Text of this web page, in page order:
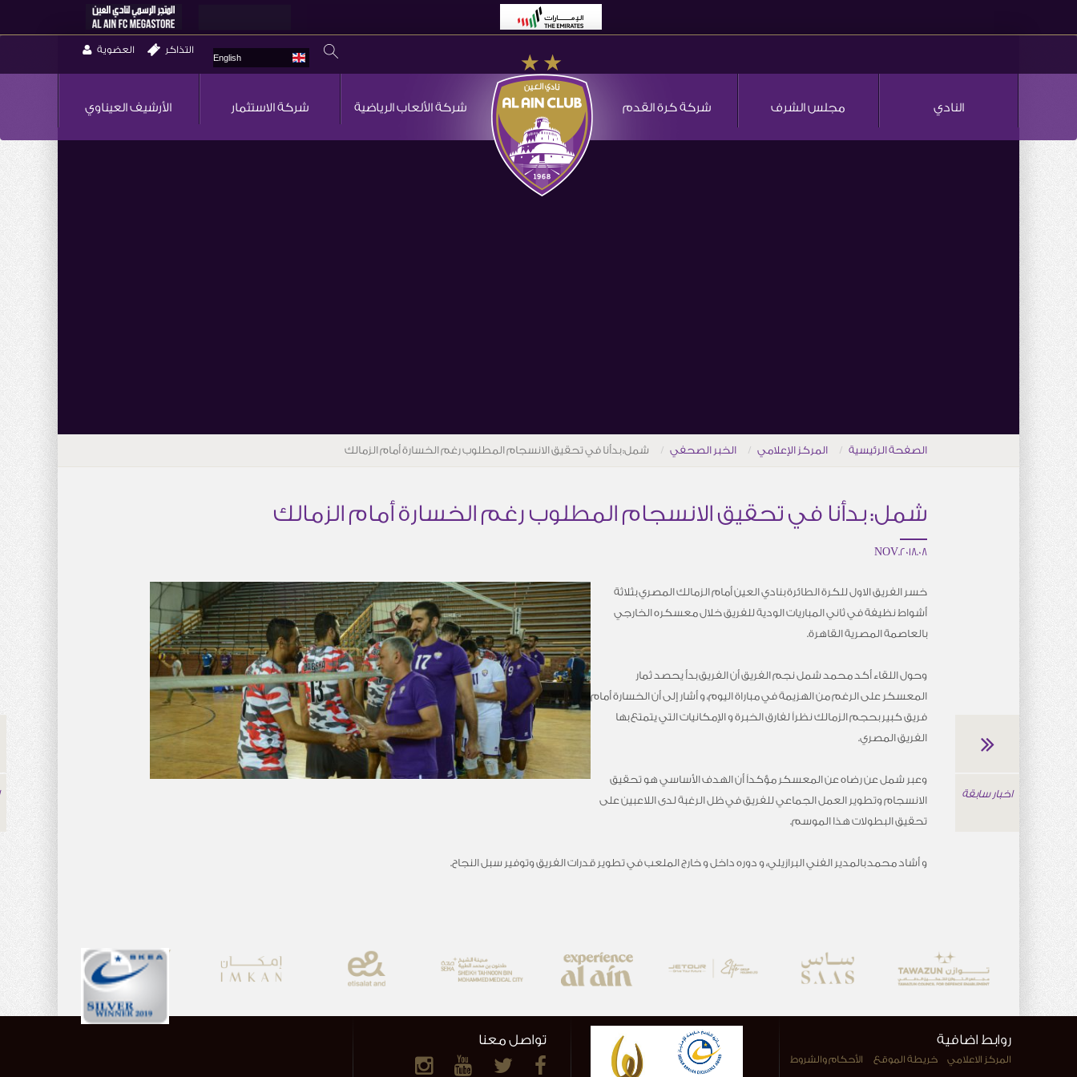
English
التذاكر العضوية
النادي مجلس الشرف شركة كرة القدم الأرشيف العيناوي شركة الاستثمار شركة الألعاب الرياضية
الصفحة الرئيسية المركز الإعلامي الخبر الصحفي شمل: بدأنا في تحقيق الانسجام المطلوب رغم الخسارة أمام الزمالك
شمل: بدأنا في تحقيق الانسجام المطلوب رغم الخسارة أمام الزمالك
08.NOV.2018
خسر الفريق الاول للكرة الطائرة بنادي العين أمام الزمالك المصري بثلاثة
أشواط نظيفة في ثاني المباريات الودية للفريق خلال معسكره الخارجي
بالعاصمة المصرية القاهرة.
وحول اللقاء أكد محمد شمل نجم الفريق أن الفريق بدأ يحصد ثمار
المعسكر على الرغم من الهزيمة في مباراة اليوم، و أشار إلى أن الخسارة أمام
فريق كبير بحجم الزمالك نظراً لفارق الخبرة و الإمكانيات التي يتمتع بها
الفريق المصري.
وعبر شمل عن رضاه عن المعسكر مؤكداً أن الهدف الأساسي هو تحقيق
الانسجام وتطوير العمل الجماعي للفريق في ظل الرغبة لدى اللاعبين على
تحقيق البطولات هذا الموسم.
و أشاد محمد بالمدير الفني البرازيلي، و دوره داخل و خارج الملعب في تطوير قدرات الفريق وتوفير سبل النجاح.
اخبار سابقة
روابط اضافية
المركز الاعلامي خريطة الموقع الأحكام والشروط
تواصل معنا